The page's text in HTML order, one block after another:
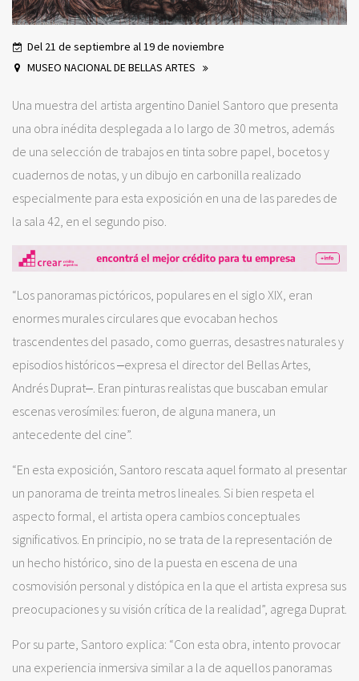
Del 21 de septiembre al 19 de noviembre
MUSEO NACIONAL DE BELLAS ARTES
Una muestra del artista argentino Daniel Santoro que presenta
una obra inédita desplegada a lo largo de 30 metros, además
de una selección de trabajos en tinta sobre papel, bocetos y
cuadernos de notas, y un dibujo en carbonilla realizado
especialmente para esta exposición en una de las paredes de
la sala 42, en el segundo piso.
“Los panoramas pictóricos, populares en el siglo XIX, eran
enormes murales circulares que evocaban hechos
trascendentes del pasado, como guerras, desastres naturales y
episodios históricos ‒expresa el director del Bellas Artes,
Andrés Duprat‒. Eran pinturas realistas que buscaban emular
escenas verosímiles: fueron, de alguna manera, un
antecedente del cine”.
“En esta exposición, Santoro rescata aquel formato al presentar
un panorama de treinta metros lineales. Si bien respeta el
aspecto formal, el artista opera cambios conceptuales
significativos. En principio, no se trata de la representación de
un hecho histórico, sino de la puesta en escena de una
cosmovisión personal y distópica en la que el artista expresa sus
preocupaciones y su visión crítica de la realidad”, agrega Duprat.
Por su parte, Santoro explica: “Con esta obra, intento provocar
una experiencia inmersiva similar a la de aquellos panoramas